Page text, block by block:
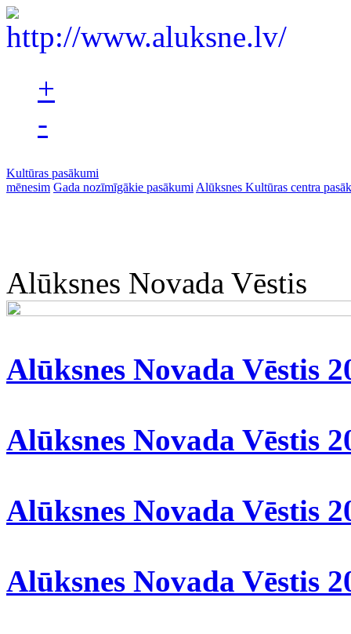
+
-
Kultūras pasākumi
mēnesim Gada nozīmīgākie pasākumi Alūksnes Kultūras centra
Alūksnes Novada Vēstis
Alūksnes Novada Vēstis
Alūksnes Novada Vēstis
Alūksnes Novada Vēstis
Alūksnes Novada Vēstis